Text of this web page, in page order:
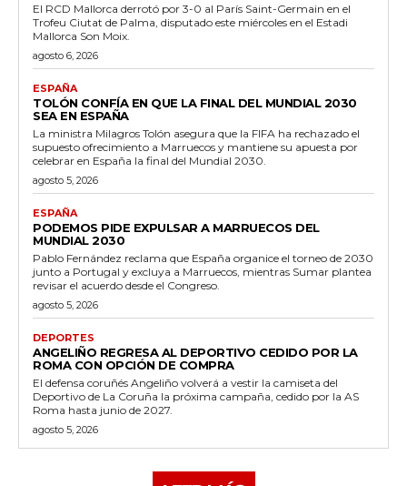
El RCD Mallorca derrotó por 3-0 al París Saint-Germain en el
Trofeu Ciutat de Palma, disputado este miércoles en el Estadi
Mallorca Son Moix.
agosto 6, 2026
ESPAÑA
TOLÓN CONFÍA EN QUE LA FINAL DEL MUNDIAL 2030
SEA EN ESPAÑA
La ministra Milagros Tolón asegura que la FIFA ha rechazado el
supuesto ofrecimiento a Marruecos y mantiene su apuesta por
celebrar en España la final del Mundial 2030.
agosto 5, 2026
ESPAÑA
PODEMOS PIDE EXPULSAR A MARRUECOS DEL
MUNDIAL 2030
Pablo Fernández reclama que España organice el torneo de 2030
junto a Portugal y excluya a Marruecos, mientras Sumar plantea
revisar el acuerdo desde el Congreso.
agosto 5, 2026
DEPORTES
ANGELIÑO REGRESA AL DEPORTIVO CEDIDO POR LA
ROMA CON OPCIÓN DE COMPRA
El defensa coruñés Angeliño volverá a vestir la camiseta del
Deportivo de La Coruña la próxima campaña, cedido por la AS
Roma hasta junio de 2027.
agosto 5, 2026